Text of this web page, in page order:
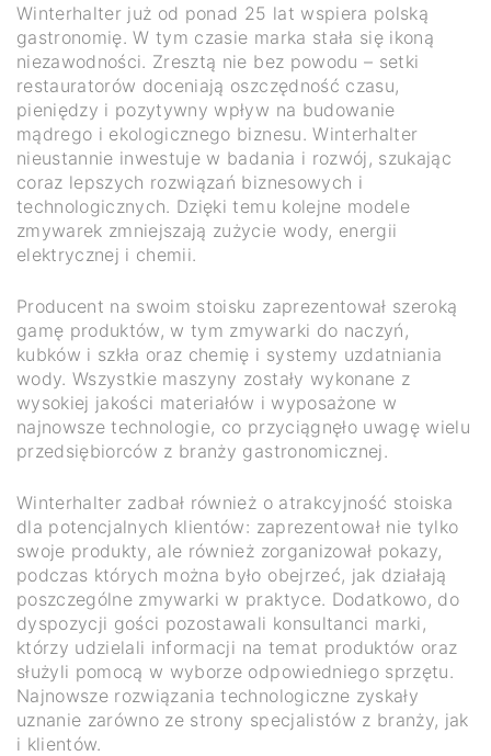
Winterhalter już od ponad 25 lat wspiera polską
gastronomię. W tym czasie marka stała się ikoną
niezawodności. Zresztą nie bez powodu – setki
restauratorów doceniają oszczędność czasu,
pieniędzy i pozytywny wpływ na budowanie
mądrego i ekologicznego biznesu. Winterhalter
nieustannie inwestuje w badania i rozwój, szukając
coraz lepszych rozwiązań biznesowych i
technologicznych. Dzięki temu kolejne modele
zmywarek zmniejszają zużycie wody, energii
elektrycznej i chemii.
Producent na swoim stoisku zaprezentował szeroką
gamę produktów, w tym zmywarki do naczyń,
kubków i szkła oraz chemię i systemy uzdatniania
wody. Wszystkie maszyny zostały wykonane z
wysokiej jakości materiałów i wyposażone w
najnowsze technologie, co przyciągnęło uwagę wielu
przedsiębiorców z branży gastronomicznej.
Winterhalter zadbał również o atrakcyjność stoiska
dla potencjalnych klientów: zaprezentował nie tylko
swoje produkty, ale również zorganizował pokazy,
podczas których można było obejrzeć, jak działają
poszczególne zmywarki w praktyce. Dodatkowo, do
dyspozycji gości pozostawali konsultanci marki,
którzy udzielali informacji na temat produktów oraz
służyli pomocą w wyborze odpowiedniego sprzętu.
Najnowsze rozwiązania technologiczne zyskały
uznanie zarówno ze strony specjalistów z branży, jak
i klientów.